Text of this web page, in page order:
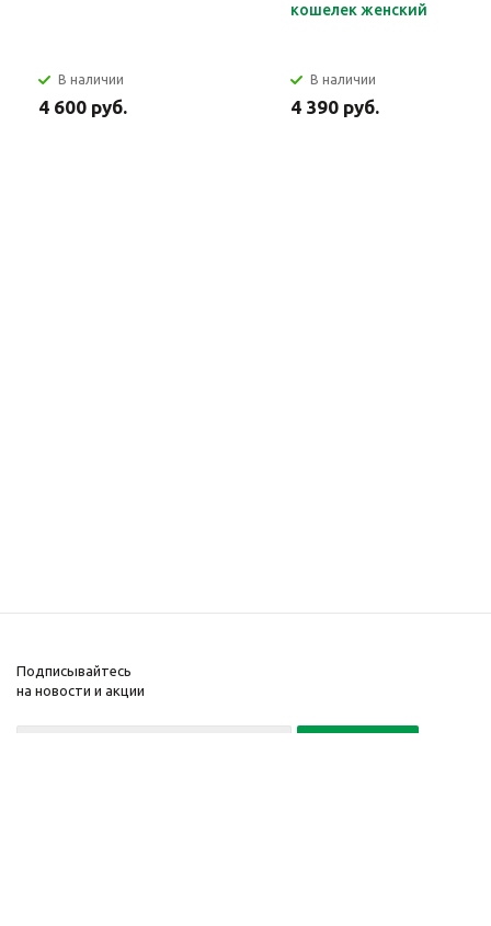
В наличии
4 600 руб.
кошелек женский
В наличии
4 390 руб.
Подписывайтесь
на новости и акции